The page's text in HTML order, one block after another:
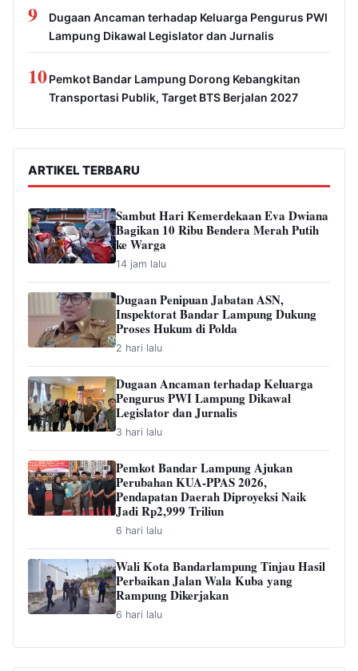
9
Dugaan Ancaman terhadap Keluarga Pengurus PWI
Lampung Dikawal Legislator dan Jurnalis
10Pemkot Bandar Lampung Dorong Kebangkitan
Transportasi Publik, Target BTS Berjalan 2027
ARTIKEL TERBARU
Sambut Hari Kemerdekaan Eva Dwiana
Bagikan 10 Ribu Bendera Merah Putih
ke Warga
14 jam lalu
Dugaan Penipuan Jabatan ASN,
Inspektorat Bandar Lampung Dukung
Proses Hukum di Polda
2 hari lalu
Dugaan Ancaman terhadap Keluarga
Pengurus PWI Lampung Dikawal
Legislator dan Jurnalis
3 hari lalu
Pemkot Bandar Lampung Ajukan
Perubahan KUA-PPAS 2026,
Pendapatan Daerah Diproyeksi Naik
Jadi Rp2,999 Triliun
6 hari lalu
Wali Kota Bandarlampung Tinjau Hasil
Perbaikan Jalan Wala Kuba yang
Rampung Dikerjakan
6 hari lalu